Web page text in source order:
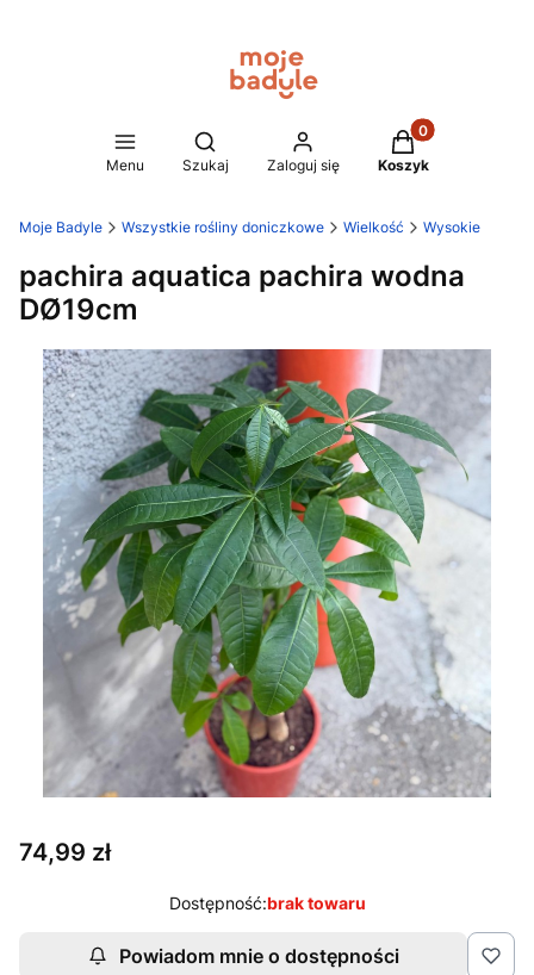
Menu
Otwórz wyszukiwarkę
Szukaj Zaloguj się
Produkty w
Koszyk
Moje Badyle Wszystkie rośliny doniczkowe Wielkość Wysokie
pachira aquatica pachira wodna
DØ19cm
Cena
74,99 zł
Dostępność:brak towaru
Powiadom mnie o dostępności